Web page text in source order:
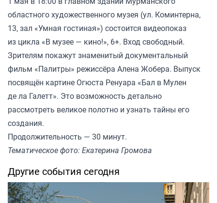
областного художественного музея (ул. Коминтерна,
13, зал «Умная гостиная») состоится видеопоказ
из цикла «В музее — кино!», 6+. Вход свободный.
Зрителям покажут знаменитый документальный
фильм «Палитры» режиссёра Алена Жобера. Выпуск
посвящён картине Огюста Ренуара «Бал в Мулен
де ла Галетт». Это возможность детально
рассмотреть великое полотно и узнать тайны его
создания.
Продолжительность — 30 минут.
Тематическое фото: Екатерина Громова
Другие события сегодня